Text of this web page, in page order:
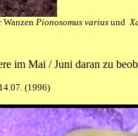
WanzenPionosomus varius und
im Mai / Juni daran zu
(1996)